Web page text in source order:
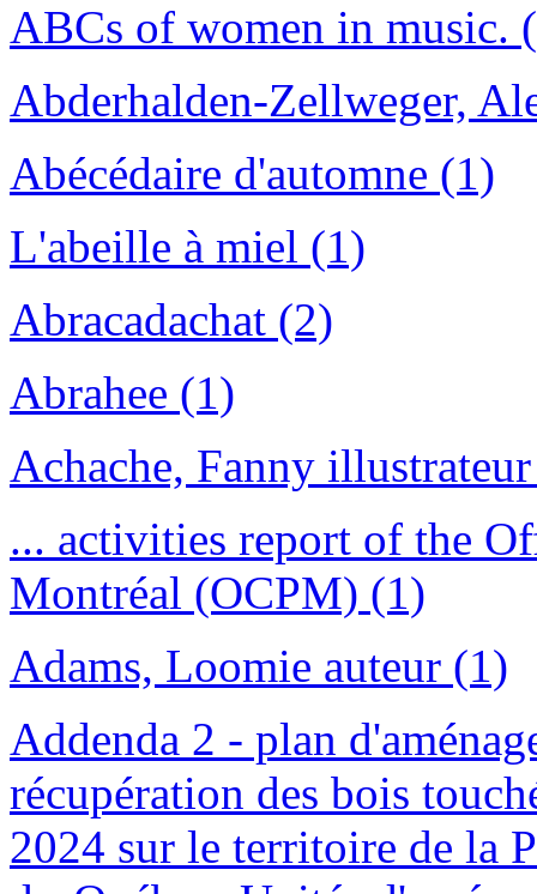
ABCs of women in music.
Abderhalden-Zellweger,
Abécédaire d'automne (1)
L'abeille à miel (1)
Abracadachat (2)
Abrahee (1)
Achache, Fanny
... activities report of the
Montréal (OCPM) (1)
Adams, Loomie auteur (1)
Addenda 2 - plan
récupération des bois
2024 sur le territoire de la